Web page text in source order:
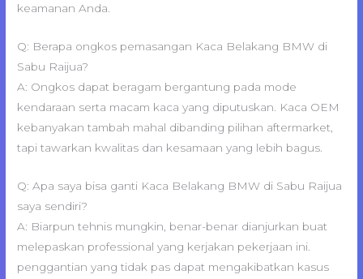
keamanan Anda.
Q: Berapa ongkos pemasangan Kaca Belakang BMW di
Sabu Raijua?
A: Ongkos dapat beragam bergantung pada mode
kendaraan serta macam kaca yang diputuskan. Kaca OEM
kebanyakan tambah mahal dibanding pilihan aftermarket,
tapi tawarkan kwalitas dan kesamaan yang lebih bagus.
Q: Apa saya bisa ganti Kaca Belakang BMW di Sabu Raijua
saya sendiri?
A: Biarpun tehnis mungkin, benar-benar dianjurkan buat
melepaskan professional yang kerjakan pekerjaan ini.
penggantian yang tidak pas dapat mengakibatkan kasus